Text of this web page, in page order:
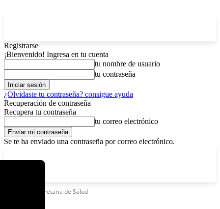
Registrarse
¡Bienvenido! Ingresa en tu cuenta
tu nombre de usuario
tu contraseña
¿Olvidaste tu contraseña? consigue ayuda
Recuperación de contraseña
Recupera tu contraseña
tu correo electrónico
Se te ha enviado una contraseña por correo electrónico.
Secretaria de Salud